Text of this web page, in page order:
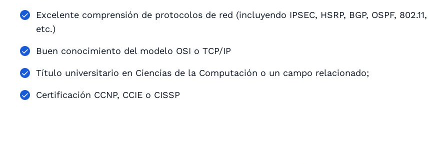
Excelente comprensión de protocolos de red (incluyendo IPSEC, HSRP, BGP, OSPF, 802.11,
etc.)
Buen conocimiento del modelo OSI o TCP/IP
Título universitario en Ciencias de la Computación o un campo relacionado;
Certificación CCNP, CCIE o CISSP